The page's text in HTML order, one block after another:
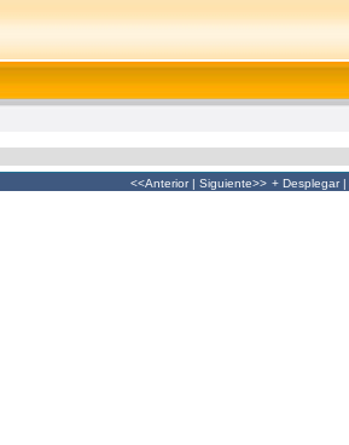
<<Anterior| Siguiente>> + Desplegar|